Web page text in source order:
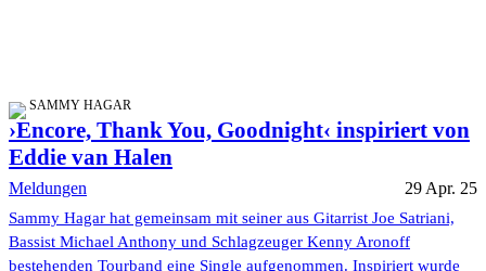
SAMMY HAGAR
›Encore, Thank You, Goodnight‹ inspiriert von
Eddie van Halen
Meldungen 29 Apr. 25
Sammy Hagar hat gemeinsam mit seiner aus Gitarrist Joe Satriani,
Bassist Michael Anthony und Schlagzeuger Kenny Aronoff
bestehenden Tourband eine Single aufgenommen. Inspiriert wurde